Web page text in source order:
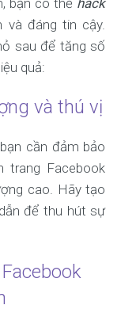
bạn có thể hack
đáng tin cậy.
sau để tăng số
quả:
và thú vị
cần đảm bảo
trang Facebook
cao. Hãy tạo
để thu hút sự